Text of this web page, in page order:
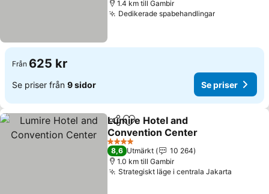
1.4 km till Gambir
Dedikerade spabehandlingarSe priser
Från 625 kr
Se priser från 9 sidor Se priser
Dela Lägg till i Mina Favoriter
Lumire Hotel and
Convention Center
Se priser
4 Stjärnor
8,6 Utmärkt
10 264
1.0 km till Gambir
Strategiskt läge i centrala Jakarta